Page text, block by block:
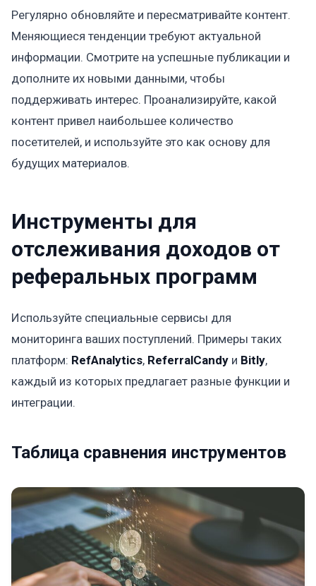
Регулярно обновляйте и пересматривайте контент.
Меняющиеся тенденции требуют актуальной
информации. Смотрите на успешные публикации и
дополните их новыми данными, чтобы
поддерживать интерес. Проанализируйте, какой
контент привел наибольшее количество
посетителей, и используйте это как основу для
будущих материалов.
Инструменты для
отслеживания доходов от
реферальных программ
Используйте специальные сервисы для
мониторинга ваших поступлений. Примеры таких
платформ: RefAnalytics, ReferralCandy и Bitly,
каждый из которых предлагает разные функции и
интеграции.
Таблица сравнения инструментов